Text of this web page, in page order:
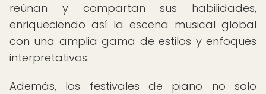
reúnan y compartan sus habilidades,
enriqueciendo así la escena musical global
con una amplia gama de estilos y enfoques
interpretativos.
Además, los festivales de piano no solo